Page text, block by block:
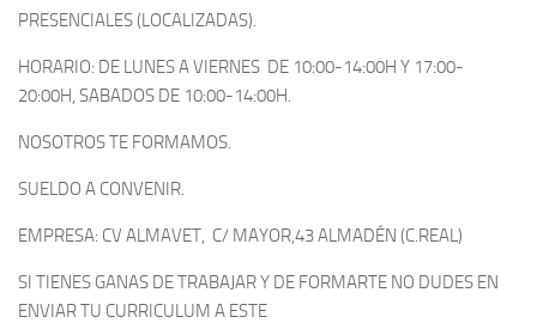
PRESENCIALES (LOCALIZADAS).
HORARIO: DE LUNES A VIERNES DE 10:00-14:00H Y 17:00-
20:00H, SABADOS DE 10:00-14:00H.
NOSOTROS TE FORMAMOS.
SUELDO A CONVENIR.
EMPRESA: CV ALMAVET, C/ MAYOR,43 ALMADÉN (C.REAL)
SI TIENES GANAS DE TRABAJAR Y DE FORMARTE NO DUDES EN
ENVIAR TU CURRICULUM A ESTE